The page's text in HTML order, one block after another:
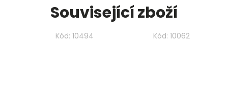
Související zboží
Kód: 10494 Kód: 10062